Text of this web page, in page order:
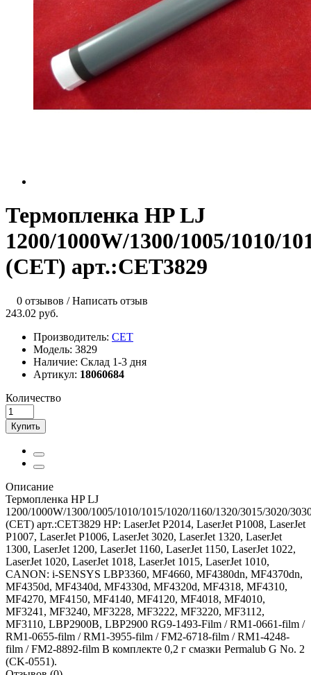
Термопленка HP LJ
1200/1000W/1300/1005/1010/
(CET) арт.:CET3829
0 отзывов /Написать отзыв
243.02 руб.
Производитель: CET
Модель: 3829
Наличие: Склад 1-3 дня
Артикул: 18060684
Количество
Купить
Описание
Термопленка HP LJ
1200/1000W/1300/1005/1010/1015/1020/1160/1320/3015/3020/
(CET) арт.:CET3829 HP: LaserJet P2014, LaserJet P1008, LaserJet
P1007, LaserJet P1006, LaserJet 3020, LaserJet 1320, LaserJet
1300, LaserJet 1200, LaserJet 1160, LaserJet 1150, LaserJet 1022,
LaserJet 1020, LaserJet 1018, LaserJet 1015, LaserJet 1010,
CANON: i-SENSYS LBP3360, MF4660, MF4380dn, MF4370dn,
MF4350d, MF4340d, MF4330d, MF4320d, MF4318, MF4310,
MF4270, MF4150, MF4140, MF4120, MF4018, MF4010,
MF3241, MF3240, MF3228, MF3222, MF3220, MF3112,
MF3110, LBP2900B, LBP2900 RG9-1493-Film / RM1-0661-film /
RM1-0655-film / RM1-3955-film / FM2-6718-film / RM1-4248-
film / FM2-8892-film В комплекте 0,2 г смазки Permalub G No. 2
(CK-0551).